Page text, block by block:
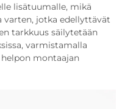
lisätuumalle, mikä
varten, jotka edellyttävät
tarkkuus säilytetään
varmistamalla
montaajan